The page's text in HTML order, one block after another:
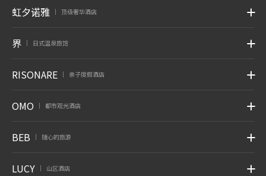
虹夕诺雅 顶级奢华酒店
界 日式温泉旅馆
RISONARE 亲子度假酒店
OMO 都市观光酒店
BEB 随心的旅游
LUCY 山区酒店